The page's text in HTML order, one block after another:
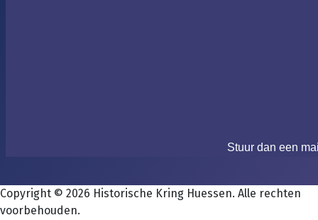
Stuur dan een
Copyright © 2026 Historische Kring Huessen. Alle rechten
voorbehouden.